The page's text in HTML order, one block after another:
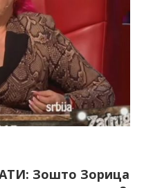
Зошто Зорица